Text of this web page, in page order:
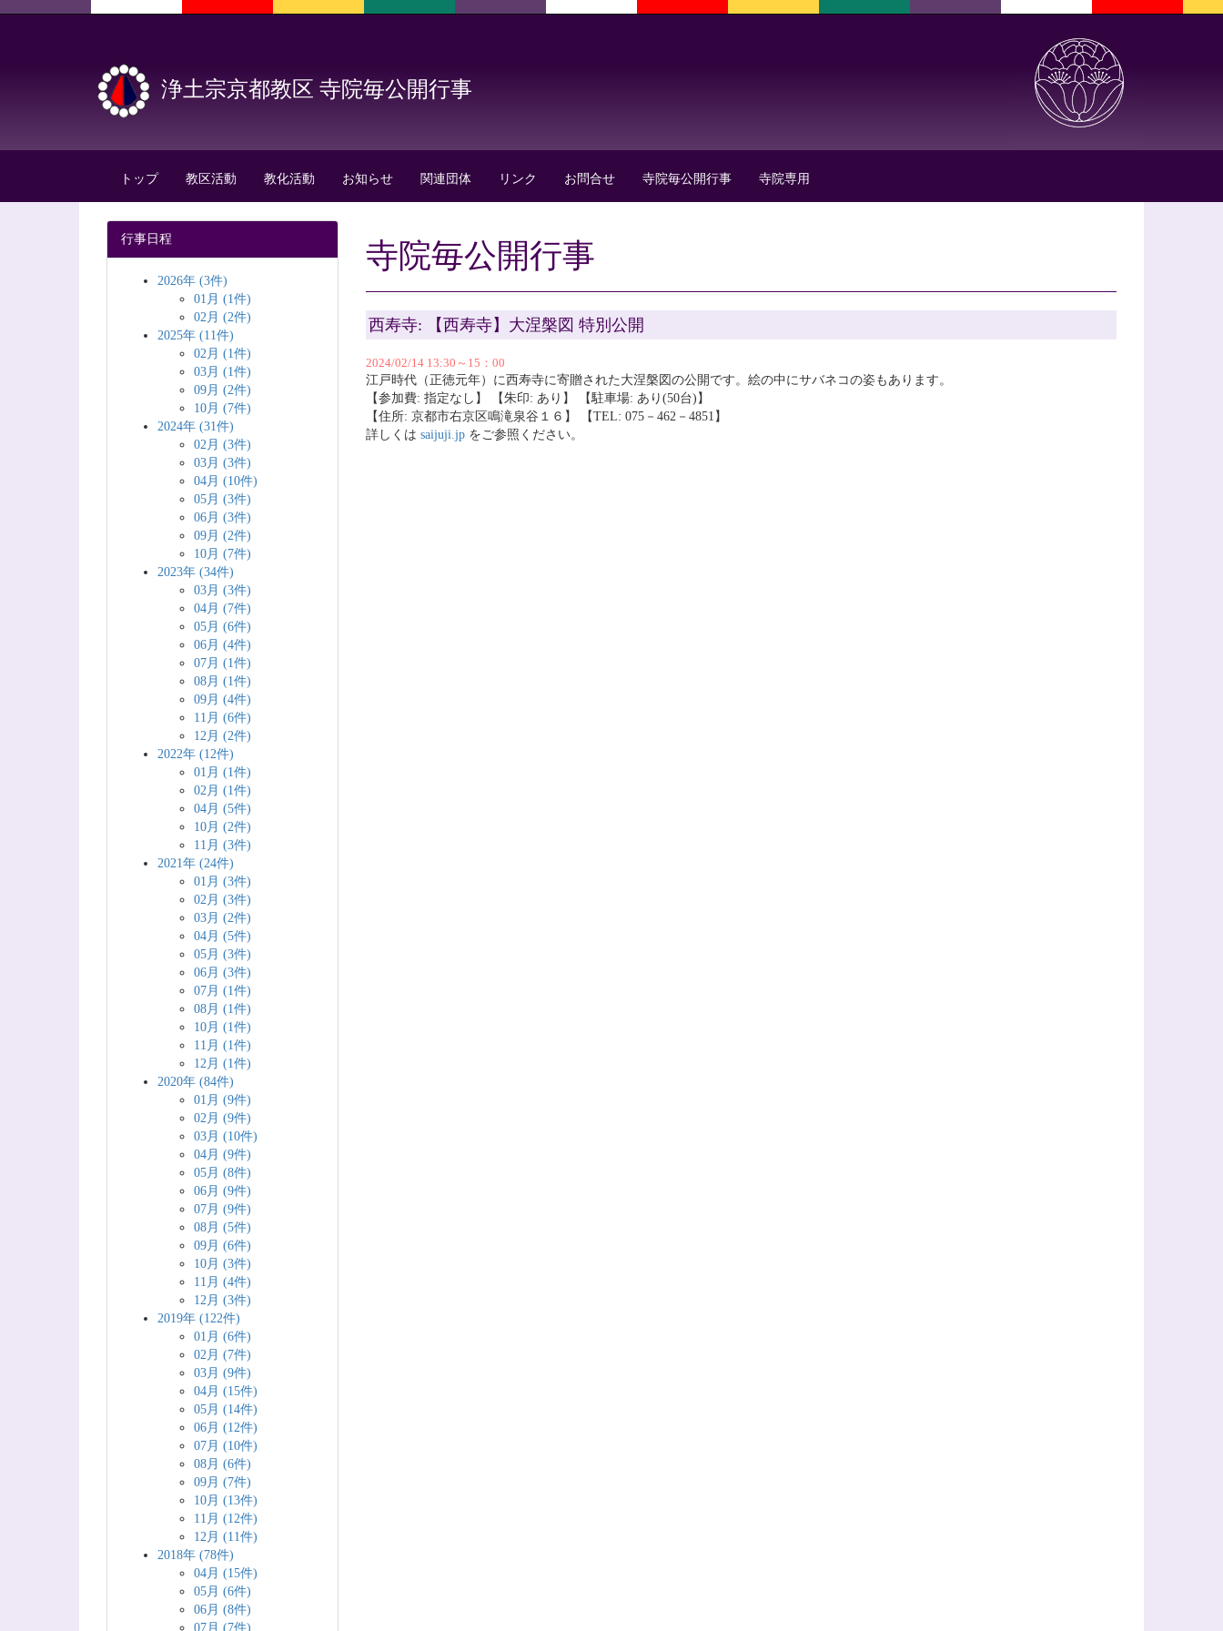
浄土宗京都教区 寺院毎公開行事
トップ 教区活動 教化活動 お知らせ 関連団体 リンク お問合せ 寺院毎公開行事 寺院専用
寺院毎公開行事
西寿寺: 【西寿寺】大涅槃図 特別公開
2024/02/14 13:30～15：00
江戸時代（正徳元年）に西寿寺に寄贈された大涅槃図の公開です。絵の中にサバネコの姿もあります。
【参加費: 指定なし】 【朱印: あり】 【駐車場: あり(50台)】
【住所: 京都市右京区鳴滝泉谷１６】 【TEL: 075－462－4851】
詳しくは saijuji.jp をご参照ください。
行事日程
2026年 (3件)
01月 (1件)
02月 (2件)
2025年 (11件)
02月 (1件)
03月 (1件)
09月 (2件)
10月 (7件)
2024年 (31件)
02月 (3件)
03月 (3件)
04月 (10件)
05月 (3件)
06月 (3件)
09月 (2件)
10月 (7件)
2023年 (34件)
03月 (3件)
04月 (7件)
05月 (6件)
06月 (4件)
07月 (1件)
08月 (1件)
09月 (4件)
11月 (6件)
12月 (2件)
2022年 (12件)
01月 (1件)
02月 (1件)
04月 (5件)
10月 (2件)
11月 (3件)
2021年 (24件)
01月 (3件)
02月 (3件)
03月 (2件)
04月 (5件)
05月 (3件)
06月 (3件)
07月 (1件)
08月 (1件)
10月 (1件)
11月 (1件)
12月 (1件)
2020年 (84件)
01月 (9件)
02月 (9件)
03月 (10件)
04月 (9件)
05月 (8件)
06月 (9件)
07月 (9件)
08月 (5件)
09月 (6件)
10月 (3件)
11月 (4件)
12月 (3件)
2019年 (122件)
01月 (6件)
02月 (7件)
03月 (9件)
04月 (15件)
05月 (14件)
06月 (12件)
07月 (10件)
08月 (6件)
09月 (7件)
10月 (13件)
11月 (12件)
12月 (11件)
2018年 (78件)
04月 (15件)
05月 (6件)
06月 (8件)
07月 (7件)